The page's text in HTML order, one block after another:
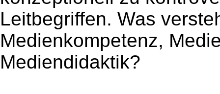
Leitbegriffen. Was
Medienkompetenz,
Mediendidaktik?